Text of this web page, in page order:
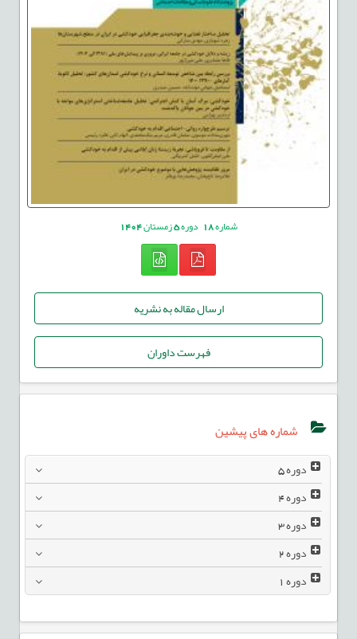
شماره18 دوره5زمستان1404
ارسال مقاله به نشریه
فهرست داوران
شماره های پیشین
دوره5
دوره4
دوره3
دوره2
دوره1